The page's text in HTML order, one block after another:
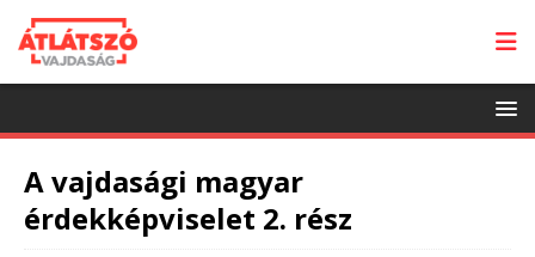
A vajdasági magyar
érdekképviselet 2. rész